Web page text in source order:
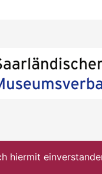
hiermit